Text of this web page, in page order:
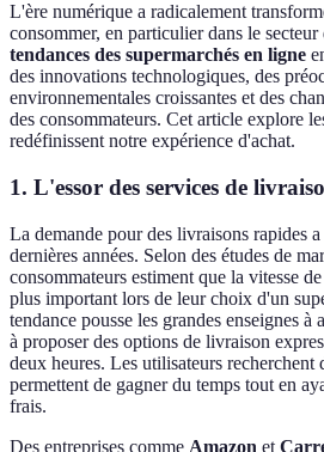
L'ère numérique a radicalement
consommer, en particulier dans le
tendances des supermarchés en ligne
des innovations technologiques, des
environnementales croissantes et des
des consommateurs. Cet article explore
redéfinissent notre expérience d'achat.
1. L'essor des services de
La demande pour des livraisons rapides
dernières années. Selon des études de
consommateurs estiment que la vitesse
plus important lors de leur choix d'un
tendance pousse les grandes enseignes
à proposer des options de livraison
deux heures. Les utilisateurs recherchent
permettent de gagner du temps tout en
frais.
Des entreprises comme Amazon et